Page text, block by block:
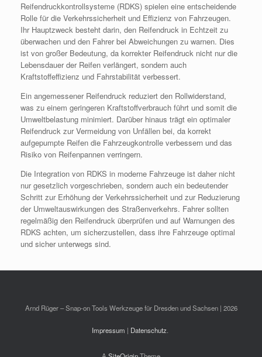
Reifendruckkontrollsysteme (RDKS) spielen eine entscheidende
Rolle für die Verkehrssicherheit und Effizienz von Fahrzeugen.
Ihr Hauptzweck besteht darin, den Reifendruck in Echtzeit zu
überwachen und den Fahrer bei Abweichungen zu warnen. Dies
ist von großer Bedeutung, da korrekter Reifendruck nicht nur die
Lebensdauer der Reifen verlängert, sondern auch
Kraftstoffeffizienz und Fahrstabilität verbessert.
Ein angemessener Reifendruck reduziert den Rollwiderstand,
was zu einem geringeren Kraftstoffverbrauch führt und somit die
Umweltbelastung minimiert. Darüber hinaus trägt ein optimaler
Reifendruck zur Vermeidung von Unfällen bei, da korrekt
aufgepumpte Reifen die Fahrzeugkontrolle verbessern und das
Risiko von Reifenpannen verringern.
Die Integration von RDKS in moderne Fahrzeuge ist daher nicht
nur gesetzlich vorgeschrieben, sondern auch ein bedeutender
Schritt zur Erhöhung der Verkehrssicherheit und zur Reduzierung
der Umweltauswirkungen des Straßenverkehrs. Fahrer sollten
regelmäßig den Reifendruck überprüfen und auf Warnungen des
RDKS achten, um sicherzustellen, dass ihre Fahrzeuge optimal
und sicher unterwegs sind.
Arnd Rüger – Snap-on Tools Werkzeuge für Dresden und Sachsen | 2026
Impressum | Datenschutz.